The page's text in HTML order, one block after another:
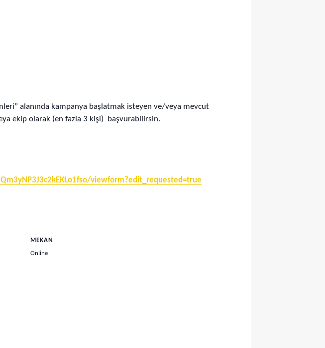
alanında kampanya başlatmak isteyen ve/veya mevcut
ekip olarak (en fazla 3 kişi) başvurabilirsin.
viewform?edit_requested=true
MEKAN
Online